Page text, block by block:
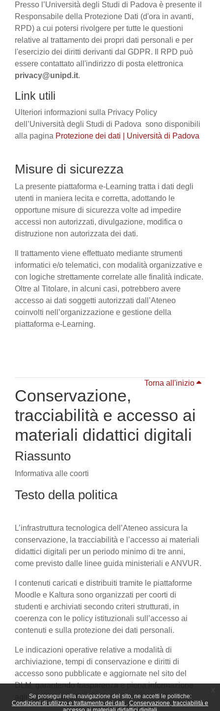
Se prosegui nella navigazione del sito, ne accetti le politiche:
Condizioni di utilizzo e trattamento dei dati
Conservazione, tracciabilità e
Presso l’Università degli Studi di Padova è presente il
Responsabile della Protezione Dati (d'ora in avanti,
RPD) a cui potersi rivolgere per tutte le questioni
relative al trattamento dei propri dati personali e per
l'esercizio dei diritti derivanti dal GDPR. Il RPD può
essere contattato all'indirizzo di posta elettronica
privacy@unipd.it.
Link utili
Ulteriori informazioni sulla Privacy Policy
dell’Università degli Studi di Padova sono disponibili
alla pagina Protezione dei dati | Università di Padova
Misure di sicurezza
La presente piattaforma e-Learning tratta i dati degli
utenti in maniera lecita e corretta, adottando le
opportune misure di sicurezza volte ad impedire
accessi non autorizzati, divulgazione, modifica o
distruzione non autorizzata dei dati.
Il trattamento viene effettuato mediante strumenti
informatici e/o telematici, con modalità organizzative e
con logiche strettamente correlate alle finalità indicate.
Oltre al Titolare, in alcuni casi, potrebbero avere
accesso ai dati soggetti autorizzati dall’Ateneo
coinvolti nell’organizzazione e gestione della
piattaforma e-Learning.
Torna all'inizio
Conservazione,
tracciabilità e accesso ai
materiali didattici digitali
Riassunto
Informativa alle coorti
Testo della politica
L’infrastruttura tecnologica dell’Ateneo assicura la
conservazione, la tracciabilità e l’accesso ai materiali
didattici digitali per un periodo minimo di tre anni,
come previsto dalle linee guida ministeriali e ANVUR.
I contenuti caricati e distribuiti tramite le piattaforme
Moodle e Kaltura sono organizzati per coorti di
studenti e archiviati secondo criteri strutturati, in
coerenza con le policy istituzionali sull’accesso ai
contenuti e sulla protezione dei dati personali.
Le indicazioni operative relative a modalità di
archiviazione, tempi di conservazione e diritti di
accesso sono pubblicate e aggiornate nel sito del
DLM, garantendo trasparenza e piena informazione
agli utenti coinvolti.